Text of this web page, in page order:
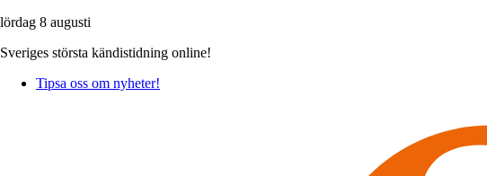
lördag 8 augusti
Sveriges största kändistidning online!
Tipsa oss om nyheter!